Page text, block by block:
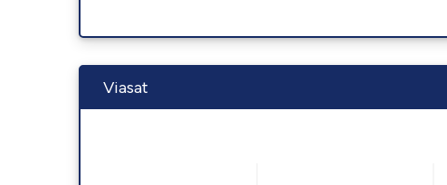
Viasat